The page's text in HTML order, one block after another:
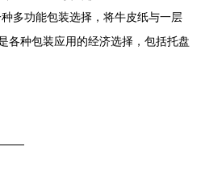
多功能包装选择，将牛皮纸与一层
各种包装应用的经济选择，包括托盘